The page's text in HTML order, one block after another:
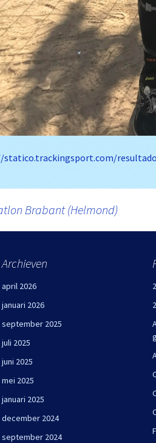
Brabant (Helmond)
Archieven
april 2026
januari 2026
september 2025
juli 2025
juni 2025
mei 2025
januari 2025
december 2024
september 2024